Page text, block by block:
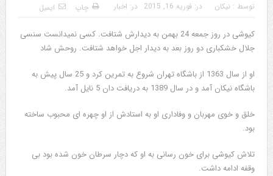
توسط : نیکان در: فوریه 16, 2015 در: اخبار چاپ ایمیل
کیوشی در روز جمعه 24 بهمن به دیدارش شتافت. کسی نمیدانست سنسی
جلال خشکباری دو روز بعد به دیدار اجل خواهد شتافت. روحش شاد
او از سال 1363 از باشگاه تهران شروع به تمرین کرد و 25 سال پیش به
باشگاه نیکان آمد و در سال 1389 به دریافت دان 5 نایل آمد.
خلق و خوی مهربان و وفاداری او به استادش از او چهره ای محبوب ساخته
بود.
تلاش کیوشی برای خون رسانی به او که دچار سرطان خون شده بود بی
وقفه ادامه داشت.